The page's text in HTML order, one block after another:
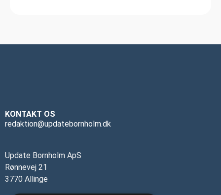
KONTAKT OS
redaktion@updatebornholm.dk
Update Bornholm ApS
Rønnevej 21
3770 Allinge